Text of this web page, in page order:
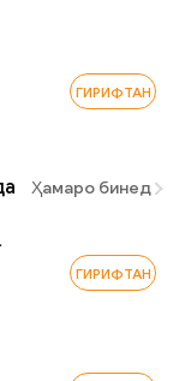
ГИРИФТАН
Ҳамаро бинед
ГИРИФТАН